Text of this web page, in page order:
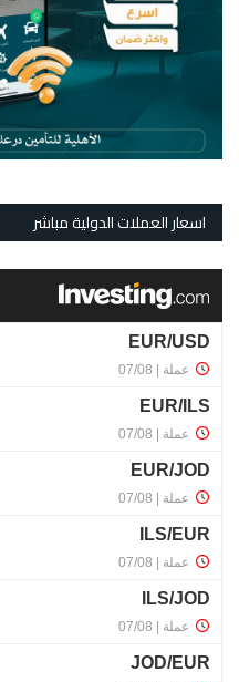
اسعار العملات الدولية مباشر